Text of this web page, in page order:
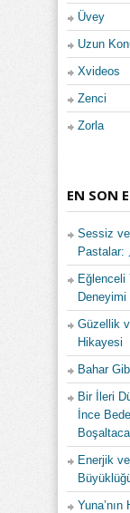
Üvey
Uzun
Xvideos
Zenci
Zorla
EN SON
Sessiz
Pastalar:
Eğlenceli
Deneyimi
Güzellik
Hikayesi
Bahar
Bir İleri
İnce
Enerjik